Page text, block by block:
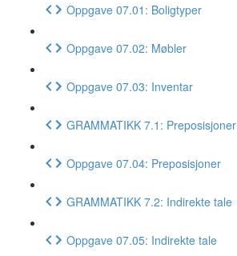
Oppgave 07.01: Boligtyper
Oppgave 07.02: Møbler
Oppgave 07.03: Inventar
GRAMMATIKK 7.1: Preposisjoner
Oppgave 07.04: Preposisjoner
GRAMMATIKK 7.2: Indirekte tale
Oppgave 07.05: Indirekte tale